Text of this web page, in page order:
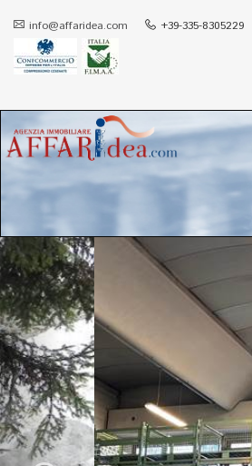
info@affaridea.com +39-335-8305229